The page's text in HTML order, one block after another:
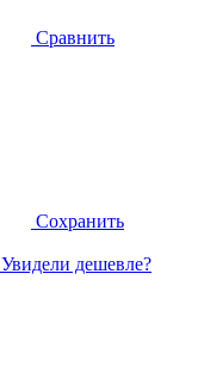
Сравнить
Сохранить
Увидели дешевле?